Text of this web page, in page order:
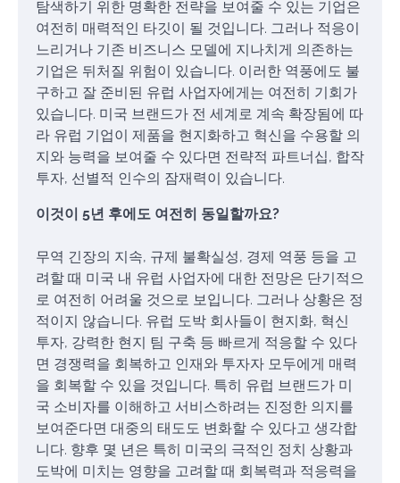
탐색하기 위한 명확한 전략을 보여줄 수 있는 기업은
여전히 매력적인 타깃이 될 것입니다. 그러나 적응이
느리거나 기존 비즈니스 모델에 지나치게 의존하는
기업은 뒤처질 위험이 있습니다. 이러한 역풍에도 불
구하고 잘 준비된 유럽 사업자에게는 여전히 기회가
있습니다. 미국 브랜드가 전 세계로 계속 확장됨에 따
라 유럽 기업이 제품을 현지화하고 혁신을 수용할 의
지와 능력을 보여줄 수 있다면 전략적 파트너십, 합작
투자, 선별적 인수의 잠재력이 있습니다.
이것이 5년 후에도 여전히 동일할까요?
무역 긴장의 지속, 규제 불확실성, 경제 역풍 등을 고
려할 때 미국 내 유럽 사업자에 대한 전망은 단기적으
로 여전히 어려울 것으로 보입니다. 그러나 상황은 정
적이지 않습니다. 유럽 도박 회사들이 현지화, 혁신
투자, 강력한 현지 팀 구축 등 빠르게 적응할 수 있다
면 경쟁력을 회복하고 인재와 투자자 모두에게 매력
을 회복할 수 있을 것입니다. 특히 유럽 브랜드가 미
국 소비자를 이해하고 서비스하려는 진정한 의지를
보여준다면 대중의 태도도 변화할 수 있다고 생각합
니다. 향후 몇 년은 특히 미국의 극적인 정치 상황과
도박에 미치는 영향을 고려할 때 회복력과 적응력을